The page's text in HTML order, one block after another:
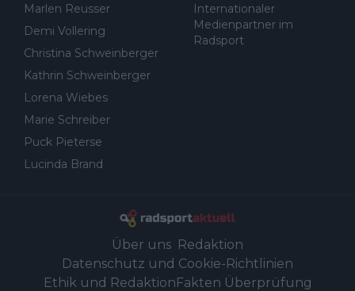
Marlen Reusser
Demi Vollering
Christina Schweinberger
Kathrin Schweinberger
Lorena Wiebes
Marie Schreiber
Puck Pieterse
Lucinda Brand
Internationaler
Medienpartner im
Radsport
Über uns Redaktion
Datenschutz und Cookie-Richtlinien
Ethik und Redaktion Fakten Überprüfung